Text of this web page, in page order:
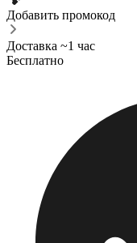
Добавить промокод
Доставка ~1 час
Бесплатно